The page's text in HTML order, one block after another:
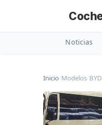
Noticias
Inicio/Modelos/